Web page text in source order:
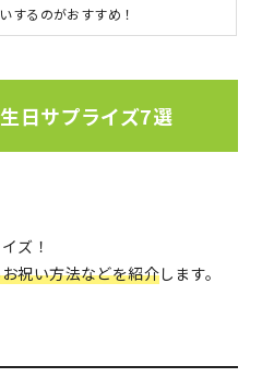
するのがおすすめ！
日サプライズ7選
ズ！
祝い方法などを紹介します。